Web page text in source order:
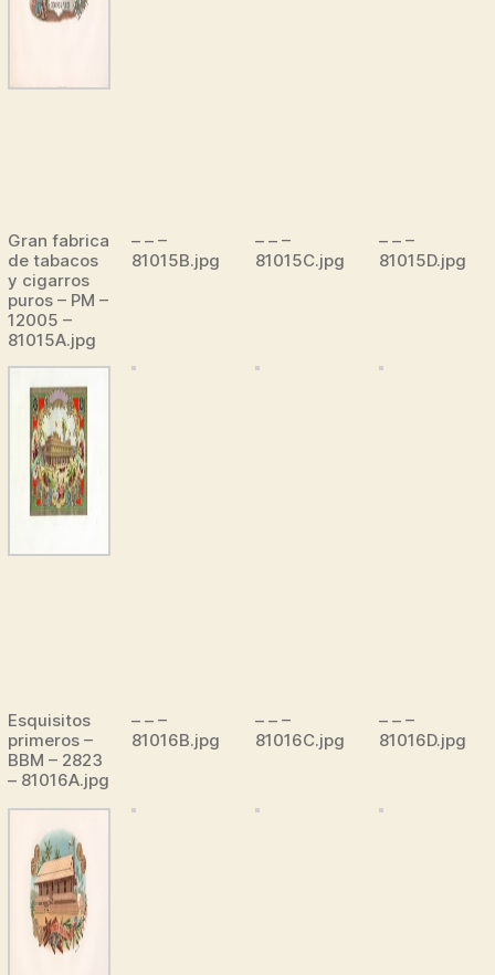
Gran fabrica
de tabacos
y cigarros
puros – PM –
12005 –
81015A.jpg
– – –
81015B.jpg
– – –
81015C.jpg
– – –
81015D.jpg
Esquisitos
primeros –
BBM – 2823
– 81016A.jpg
– – –
81016B.jpg
– – –
81016C.jpg
– – –
81016D.jpg